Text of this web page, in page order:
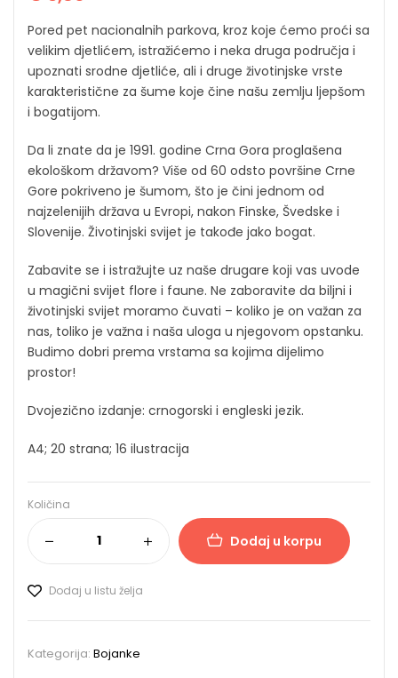
Pored pet nacionalnih parkova, kroz koje ćemo proći sa
velikim djetlićem, istražićemo i neka druga područja i
upoznati srodne djetliće, ali i druge životinjske vrste
karakteristične za šume koje čine našu zemlju ljepšom
i bogatijom.
Da li znate da je 1991. godine Crna Gora proglašena
ekološkom državom? Više od 60 odsto površine Crne
Gore pokriveno je šumom, što je čini jednom od
najzelenijih država u Evropi, nakon Finske, Švedske i
Slovenije. Životinjski svijet je takođe jako bogat.
Zabavite se i istražujte uz naše drugare koji vas uvode
u magični svijet flore i faune. Ne zaboravite da biljni i
životinjski svijet moramo čuvati – koliko je on važan za
nas, toliko je važna i naša uloga u njegovom opstanku.
Budimo dobri prema vrstama sa kojima dijelimo
prostor!
Dvojezično izdanje: crnogorski i engleski jezik.
A4; 20 strana; 16 ilustracija
Količina
Dodaj u korpu
Dodaj u listu želja
Kategorija: Bojanke